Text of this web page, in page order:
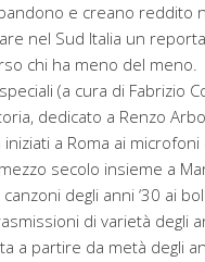
e creano reddito
nel Sud Italia un
chi ha meno del meno.
(a cura di Fabrizio
dedicato a Renzo
a Roma ai microfoni
secolo insieme a
degli anni ‘30 ai
di varietà degli
a partire da metà degli